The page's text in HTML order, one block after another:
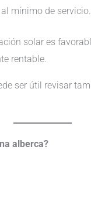
mínimo de servicio.
solar es
rentable.
ser útil revisar
alberca?